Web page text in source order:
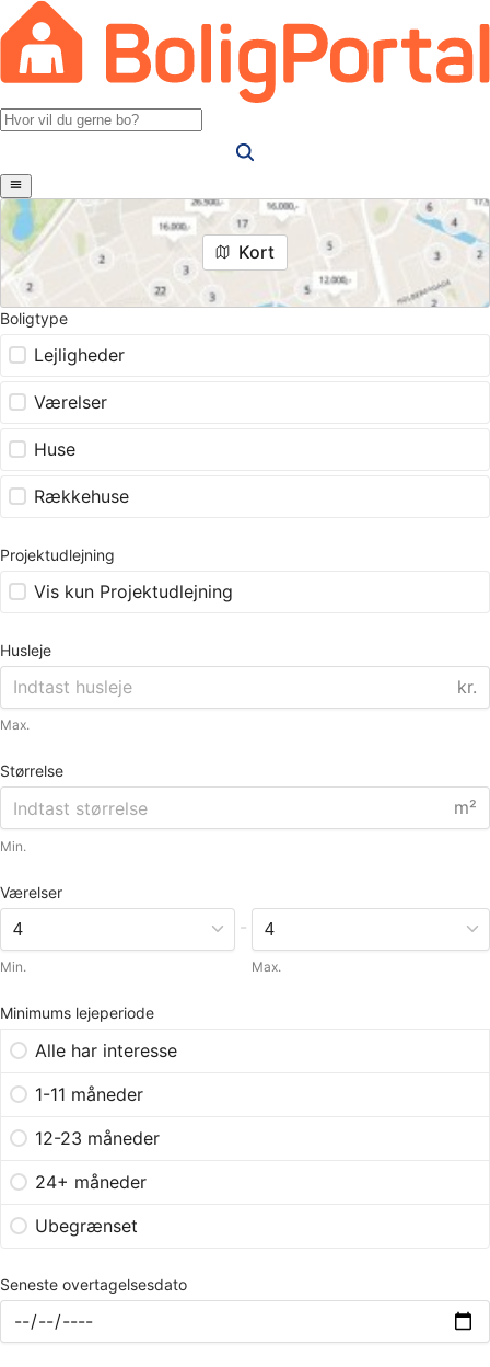
Kort
Boligtype
Lejligheder
Værelser
Huse
Rækkehuse
Projektudlejning
Vis kun Projektudlejning
Husleje
kr.
Max.
Størrelse
m²
Min.
Værelser
Min.
-
Max.
Minimums lejeperiode
Alle har interesse
1-11 måneder
12-23 måneder
24+ måneder
Ubegrænset
Seneste overtagelsesdato